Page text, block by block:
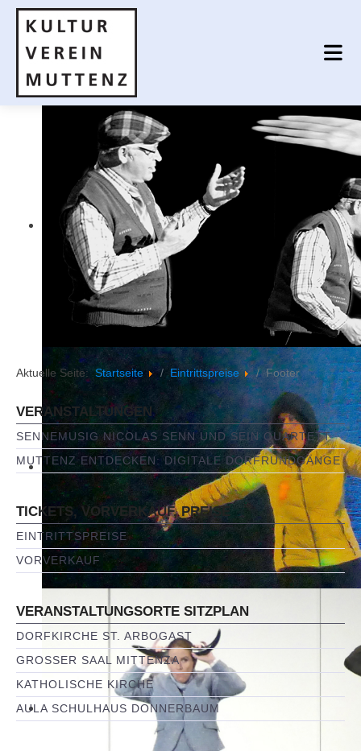
Aktuelle Seite: Startseite Eintrittspreise Footer
VERANSTALTUNGEN
SENNEMUSIG NICOLAS SENN UND SEIN QUARTETT
MUTTENZ ENTDECKEN: DIGITALE DORFRUNDGÄNGE
TICKETS, VORVERKAUF, PREISE
EINTRITTSPREISE
VORVERKAUF
VERANSTALTUNGSORTE SITZPLAN
DORFKIRCHE ST. ARBOGAST
GROSSER SAAL MITTENZA
KATHOLISCHE KIRCHE
AULA SCHULHAUS DONNERBAUM